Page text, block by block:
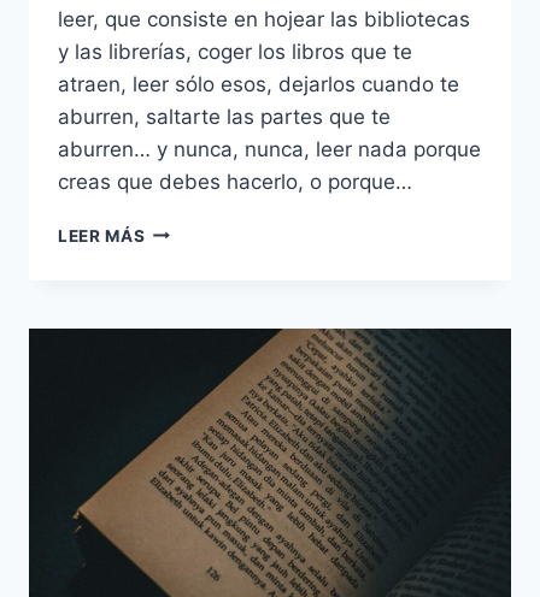
leer, que consiste en hojear las bibliotecas
y las librerías, coger los libros que te
atraen, leer sólo esos, dejarlos cuando te
aburren, saltarte las partes que te
aburren… y nunca, nunca, leer nada porque
creas que debes hacerlo, o porque…
LEER MÁS LA
LEER
LESSING